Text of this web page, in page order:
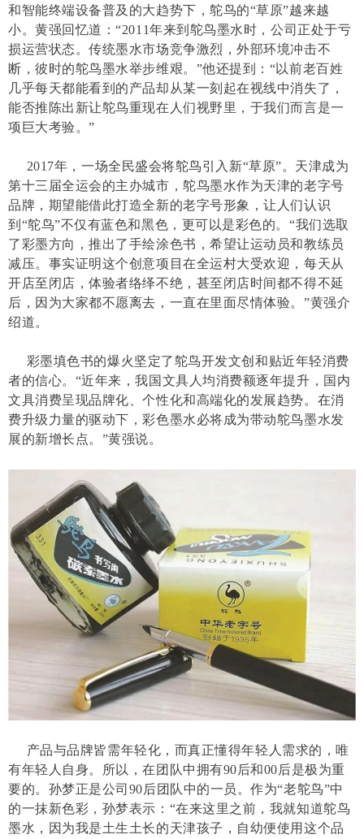
和智能终端设备普及的大趋势下，鸵鸟的“草原”越来越
小。黄强回忆道：“2011年来到鸵鸟墨水时，公司正处于亏
损运营状态。传统墨水市场竞争激烈，外部环境冲击不
断，彼时的鸵鸟墨水举步维艰。”他还提到：“以前老百姓
几乎每天都能看到的产品却从某一刻起在视线中消失了，
能否推陈出新让鸵鸟重现在人们视野里，于我们而言是一
项巨大考验。”
2017年，一场全民盛会将鸵鸟引入新“草原”。天津成为
第十三届全运会的主办城市，鸵鸟墨水作为天津的老字号
品牌，期望能借此打造全新的老字号形象，让人们认识
到“鸵鸟”不仅有蓝色和黑色，更可以是彩色的。“我们选取
了彩墨方向，推出了手绘涂色书，希望让运动员和教练员
减压。事实证明这个创意项目在全运村大受欢迎，每天从
开店至闭店，体验者络绎不绝，甚至闭店时间都不得不延
后，因为大家都不愿离去，一直在里面尽情体验。”黄强介
绍道。
彩墨填色书的爆火坚定了鸵鸟开发文创和贴近年轻消费
者的信心。“近年来，我国文具人均消费额逐年提升，国内
文具消费呈现品牌化、个性化和高端化的发展趋势。在消
费升级力量的驱动下，彩色墨水必将成为带动鸵鸟墨水发
展的新增长点。”黄强说。
产品与品牌皆需年轻化，而真正懂得年轻人需求的，唯
有年轻人自身。所以，在团队中拥有90后和00后是极为重
要的。孙梦正是公司90后团队中的一员。作为“老鸵鸟”中
的一抹新色彩，孙梦表示：“在来这里之前，我就知道鸵鸟
墨水，因为我是土生土长的天津孩子，自幼便使用这个品